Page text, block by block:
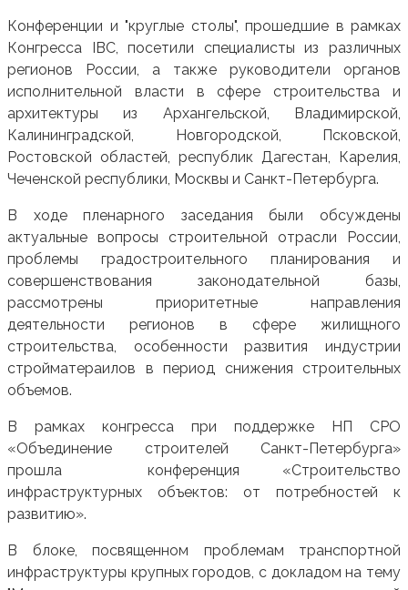
Конференции и "круглые столы", прошедшие в рамках
Конгресса IBC, посетили специалисты из различных
регионов России, а также руководители органов
исполнительной власти в сфере строительства и
архитектуры из Архангельской, Владимирской,
Калининградской, Новгородской, Псковской,
Ростовской областей, республик Дагестан, Карелия,
Чеченской республики, Москвы и Санкт-Петербурга.
В ходе пленарного заседания были обсуждены
актуальные вопросы строительной отрасли России,
проблемы градостроительного планирования и
совершенствования законодательной базы,
рассмотрены приоритетные направления
деятельности регионов в сфере жилищного
строительства, особенности развития индустрии
стройматераилов в период снижения строительных
объемов.
В рамках конгресса при поддержке НП СРО
«Объединение строителей Санкт-Петербурга»
прошла конференция «Строительство
инфраструктурных объектов: от потребностей к
развитию».
В блоке, посвященном проблемам транспортной
инфраструктуры крупных городов, с докладом на тему